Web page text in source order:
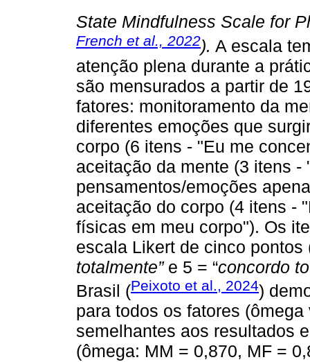
State Mindfulness Scale for
French et al., 2022). A escala
atenção plena durante a
são mensurados a partir de
fatores: monitoramento da
diferentes emoções que
corpo (6 itens - "Eu me
aceitação da mente (3 itens -
pensamentos/emoções
aceitação do corpo (4 itens -
físicas em meu corpo"). Os
escala Likert de cinco pontos
totalmente”e 5 = “concordo
Brasil (Peixoto et al., 2024)
para todos os fatores
semelhantes aos resultados
(ômega: MM = 0,870, MF =